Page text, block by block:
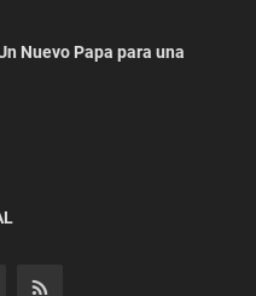
Nuevo Papa para una